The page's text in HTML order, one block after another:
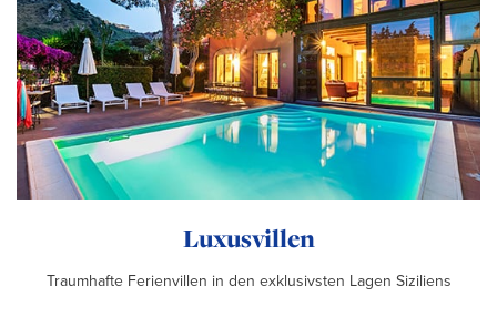
Luxusvillen
Traumhafte Ferienvillen in den exklusivsten Lagen Siziliens